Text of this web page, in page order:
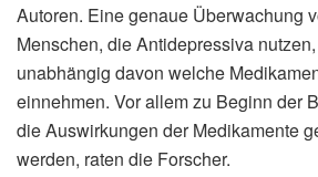
Autoren. Eine genaue Überwachung
Menschen, die Antidepressiva
unabhängig davon welche
einnehmen. Vor allem zu Beginn der
die Auswirkungen der Medikamente
werden, raten die Forscher.